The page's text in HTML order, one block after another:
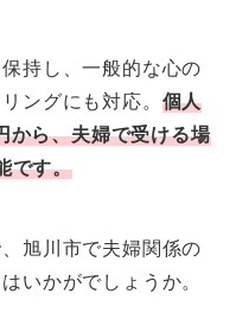
持し、一般的な心の
ングにも対応。 個人
ら、夫婦で受ける場
です。
旭川市で夫婦関係の
いかがでしょうか。